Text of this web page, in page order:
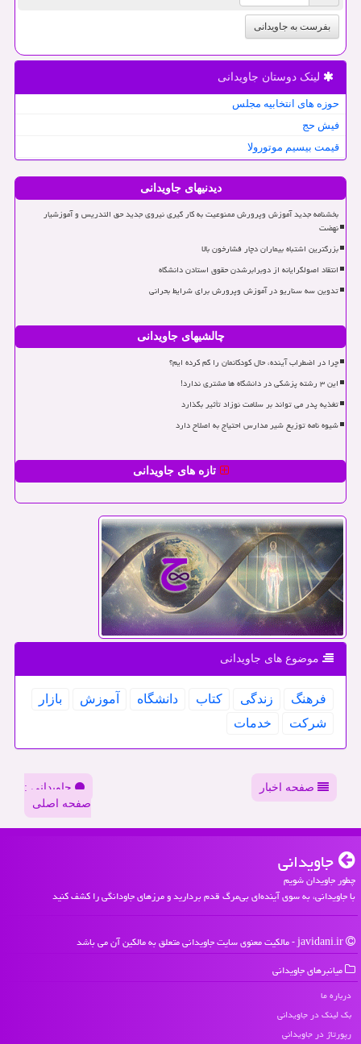
بفرست به جاویدانی
لینک دوستان جاویدانی
حوزه های انتخابیه مجلس
فیش حج
قیمت بیسیم موتورولا
دیدنیهای جاویدانی
بخشنامه جدید آموزش وپرورش ممنوعیت به کار گیری نیروی جدید حق التدریس و آموزشیار
نهضت
بزرگترین اشتباه بیماران دچار فشارخون بالا
انتقاد اصولگرایانه از دوبرابرشدن حقوق استادن دانشگاه
تدوین سه سناریو در آموزش وپرورش برای شرایط بحرانی
چالشیهای جاویدانی
چرا در اضطراب آینده، حال کودکانمان را گم کرده ایم؟
این ۳ رشته پزشکی در دانشگاه ها مشتری ندارد!
تغذیه پدر می تواند بر سلامت نوزاد تأثیر بگذارد
شیوه نامه توزیع شیر مدارس احتیاج به اصلاح دارد
تازه های جاویدانی
موضوع های جاویدانی
فرهنگ زندگی كتاب دانشگاه آموزش
بازار
شركت
خدمات
صفحه اخبار
جاویدانی :
صفحه اصلی
جاویدانی
چطور جاویدان شویم
با جاویدانی، به سوی آینده‌ای بی‌مرگ قدم بردارید و مرزهای جاودانگی را کشف کنید
میانبرهای جاویدانی
درباره ما
بک لینک در جاویدانی
رپورتاژ در جاویدانی